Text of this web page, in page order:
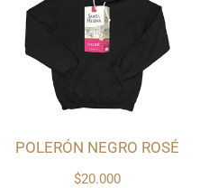
$20.000
POLERÓN NEGRO ROSÉ